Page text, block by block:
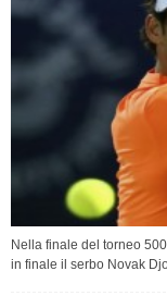
Nella finale del torneo
in finale il serbo Novak